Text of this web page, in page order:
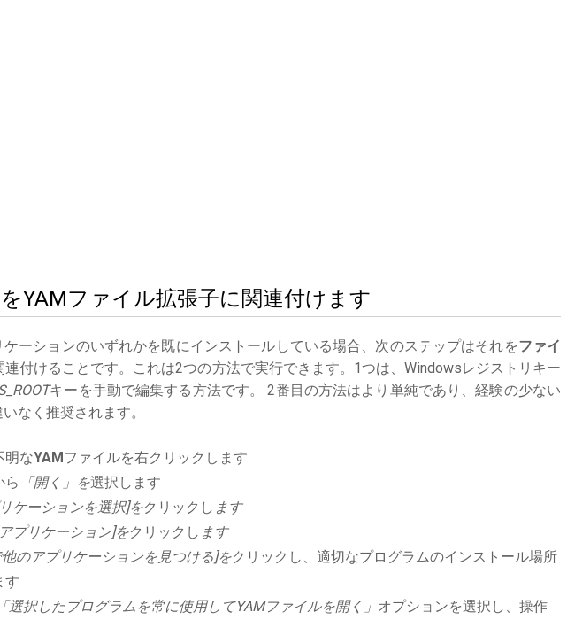
YAMファイル拡張子に関連付けます
ーションのいずれかを既にインストールしている場合、次のステップはそれをファイ
連付けることです。これは2つの方法で実行できます。1つは、Windowsレジストリキー
キーを手動で編集する方法です。 2番目の方法はより単純であり、経験の少ない
なく推奨されます。
明なYAMファイルを右クリックします
ら
「開く」を選択します
ケーションを選択]をクリックし ます
プリケーション]をクリックし ます
他のアプリケーションを見つける]をクリックし、適切なプログラムのインストール場所
す
「選択したプログラムを常に使用してYAMファイルを開く」 オプションを選択し、操作